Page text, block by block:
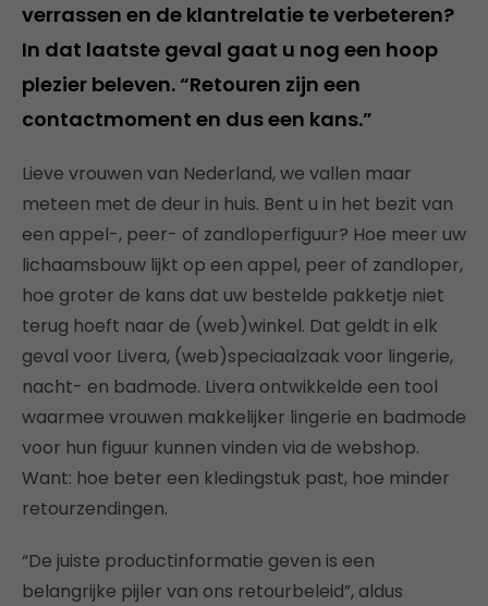
verrassen en de klantrelatie te verbeteren?
In dat laatste geval gaat u nog een hoop
plezier beleven. “Retouren zijn een
contactmoment en dus een kans.”
Lieve vrouwen van Nederland, we vallen maar
meteen met de deur in huis. Bent u in het bezit van
een appel-, peer- of zandloperfiguur? Hoe meer uw
lichaamsbouw lijkt op een appel, peer of zandloper,
hoe groter de kans dat uw bestelde pakketje niet
terug hoeft naar de (web)winkel. Dat geldt in elk
geval voor Livera, (web)speciaalzaak voor lingerie,
nacht- en badmode. Livera ontwikkelde een tool
waarmee vrouwen makkelijker lingerie en badmode
voor hun figuur kunnen vinden via de webshop.
Want: hoe beter een kledingstuk past, hoe minder
retourzendingen.
“De juiste productinformatie geven is een
belangrijke pijler van ons retourbeleid”, aldus